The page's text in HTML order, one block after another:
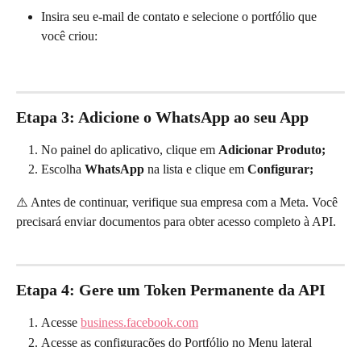
Insira seu e-mail de contato e selecione o portfólio que
você criou:
Etapa 3: Adicione o WhatsApp ao seu App
No painel do aplicativo, clique em Adicionar Produto;
Escolha WhatsApp na lista e clique em Configurar;
⚠️ Antes de continuar, verifique sua empresa com a Meta. Você
precisará enviar documentos para obter acesso completo à API.
Etapa 4: Gere um Token Permanente da API
Acesse business.facebook.com
Acesse as configurações do Portfólio no Menu lateral